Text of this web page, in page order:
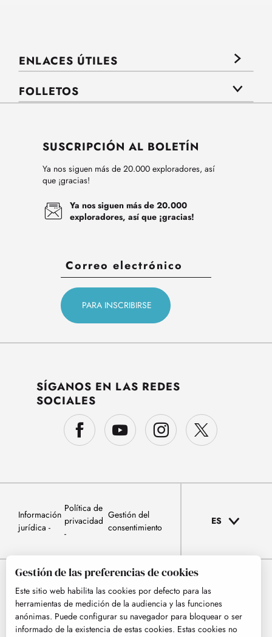
ENLACES ÚTILES
FOLLETOS
SUSCRIPCIÓN AL BOLETÍN
Ya nos siguen más de 20.000 exploradores, así
que ¡gracias!
Ya nos siguen más de 20.000
exploradores, así que ¡gracias!
SÍGANOS EN LAS REDES
SOCIALES
Información
jurídica
Política de
privacidad
Gestión del
consentimiento
ES
Gestión de las preferencias de cookies
Este sitio web habilita las cookies por defecto para las
herramientas de medición de la audiencia y las funciones
anónimas. Puede configurar su navegador para bloquear o ser
informado de la existencia de estas cookies. Estas cookies no